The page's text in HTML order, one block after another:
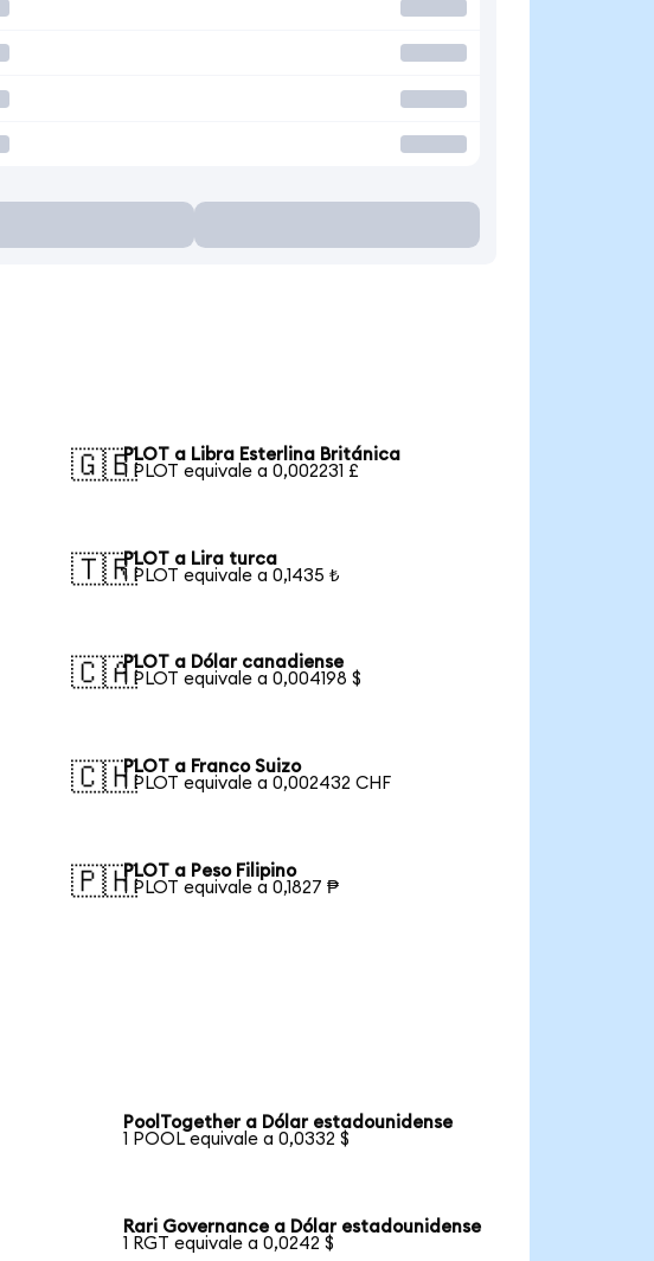
🇬🇧PLOT a Libra Esterlina Británica
1 PLOT equivale a 0,002231 £
🇹🇷PLOT a Lira turca
1 PLOT equivale a 0,1435 ₺
🇨🇦PLOT a Dólar canadiense
1 PLOT equivale a 0,004198 $
🇨🇭PLOT a Franco Suizo
1 PLOT equivale a 0,002432 CHF
🇵🇭PLOT a Peso Filipino
1 PLOT equivale a 0,1827 ₱
PoolTogether a Dólar estadounidense
1 POOL equivale a 0,0332 $
Rari Governance a Dólar estadounidense
1 RGT equivale a 0,0242 $